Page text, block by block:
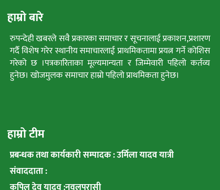
हाम्रो बारे
रुपन्देही खबरले सवै प्रकारका समाचार र सूचनालाई प्रकाशन,प्रशारण
गर्दै विशेष गरेर स्थानीय समाचारलाई प्राथमिकतामा प्रयत्न गर्ने कोशिस
गरेको छ ।पत्रकारिताका मूल्यमान्यता र जिम्मेवारी पहिलो कर्तव्य
हुनेछ। खोजमुलक समाचार हाम्रो पहिलो प्राथमिकता हुनेछ।
हाम्रो टीम
प्रबन्धक तथा कार्यकारी सम्पादक : उर्मिला यादव यात्री
संवाददाता :